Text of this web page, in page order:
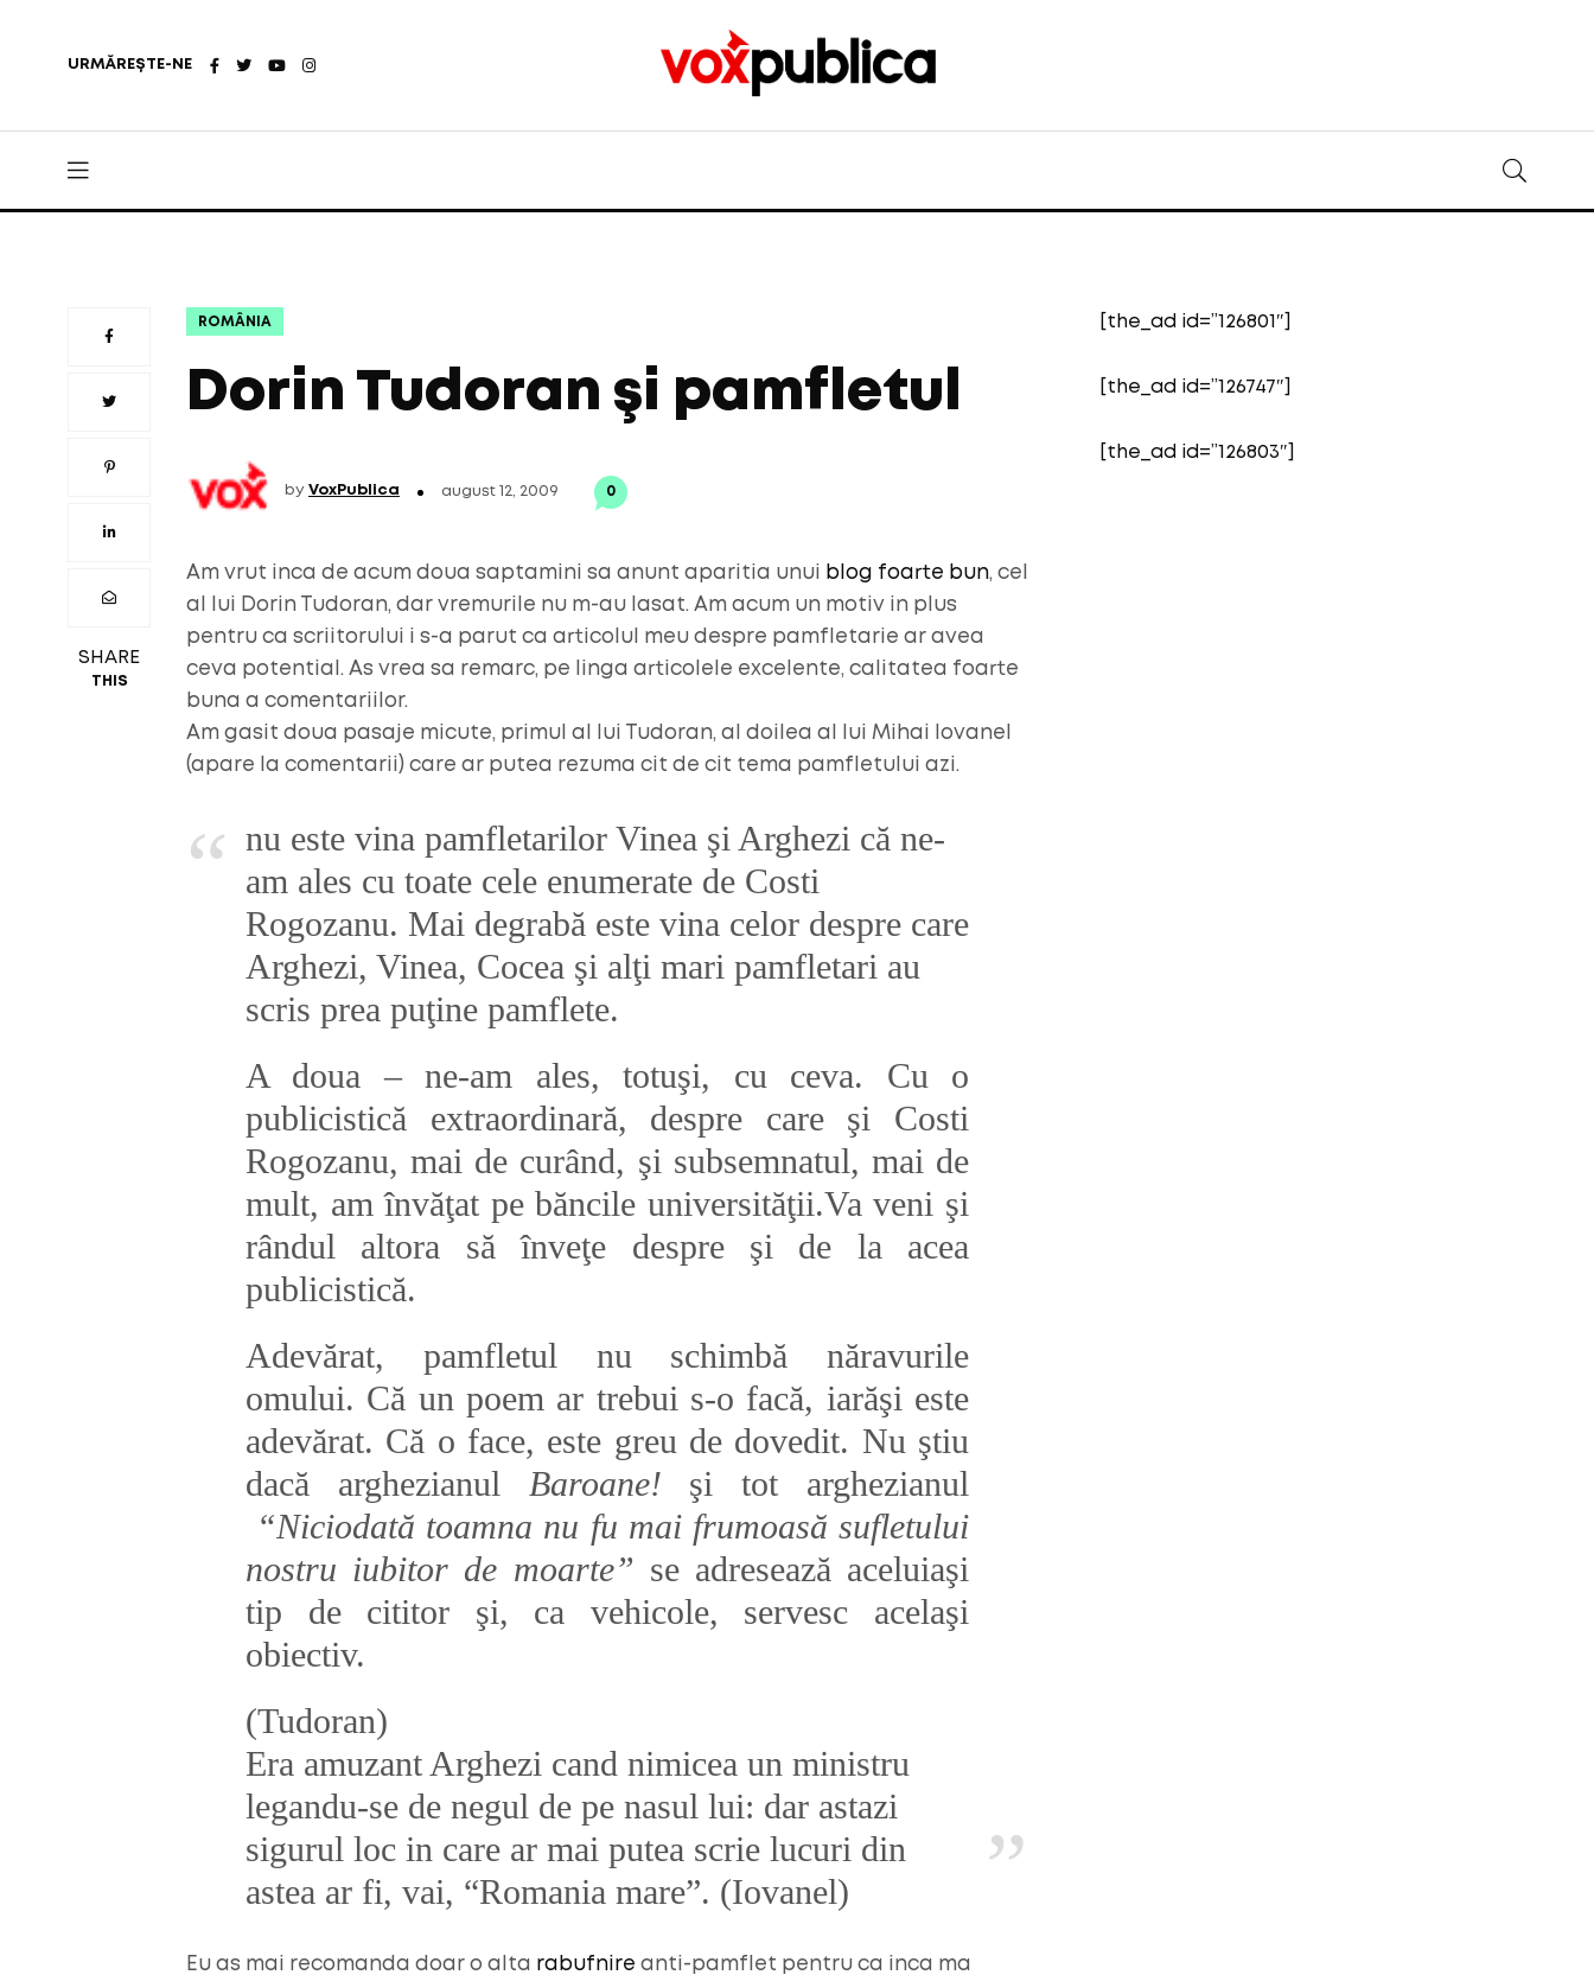
URMĂREȘTE-NE
SHARE
THIS
ROMÂNIA
Dorin Tudoran şi pamfletul
by VoxPublica august 12, 2009 0
Am vrut inca de acum doua saptamini sa anunt aparitia unui blog foarte bun, cel
al lui Dorin Tudoran, dar vremurile nu m-au lasat. Am acum un motiv in plus
pentru ca scriitorului i s-a parut ca articolul meu despre pamfletarie ar avea
ceva potential. As vrea sa remarc, pe linga articolele excelente, calitatea foarte
buna a comentariilor.
Am gasit doua pasaje micute, primul al lui Tudoran, al doilea al lui Mihai Iovanel
(apare la comentarii) care ar putea rezuma cit de cit tema pamfletului azi.
nu este vina pamfletarilor Vinea şi Arghezi că ne-
am ales cu toate cele enumerate de Costi
Rogozanu. Mai degrabă este vina celor despre care
Arghezi, Vinea, Cocea şi alţi mari pamfletari au
scris prea puţine pamflete.
A doua – ne-am ales, totuşi, cu ceva. Cu o
publicistică extraordinară, despre care şi Costi
Rogozanu, mai de curând, şi subsemnatul, mai de
mult, am învăţat pe băncile universităţii.Va veni şi
rândul altora să înveţe despre şi de la acea
publicistică.
Adevărat, pamfletul nu schimbă năravurile
omului. Că un poem ar trebui s-o facă, iarăşi este
adevărat. Că o face, este greu de dovedit. Nu ştiu
dacă arghezianul Baroane! şi tot arghezianul
“Niciodată toamna nu fu mai frumoasă sufletului
nostru iubitor de moarte” se adresează aceluiaşi
tip de cititor şi, ca vehicole, servesc acelaşi
obiectiv.
(Tudoran)
Era amuzant Arghezi cand nimicea un ministru
legandu-se de negul de pe nasul lui: dar astazi
sigurul loc in care ar mai putea scrie lucuri din
astea ar fi, vai, “Romania mare”. (Iovanel)
Eu as mai recomanda doar o alta rabufnire anti-pamflet pentru ca inca ma
[the_ad id=”126801″]
[the_ad id=”126747″]
[the_ad id=”126803″]